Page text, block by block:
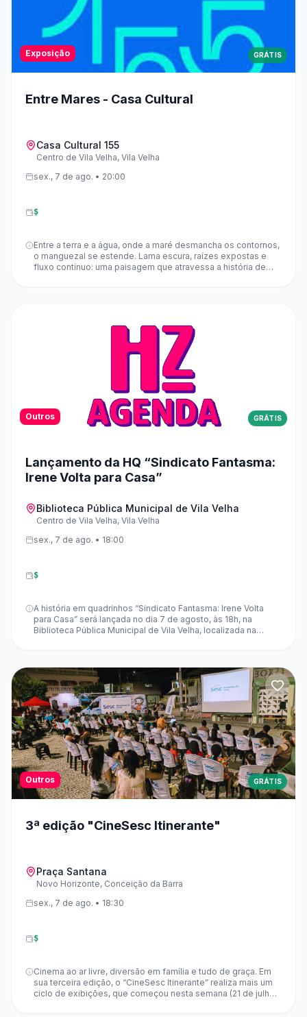
Exposição GRÁTIS
Entre Mares - Casa Cultural
Casa Cultural 155
Centro de Vila Velha, Vila Velha
sex., 7 de ago. • 20:00
$
Entre a terra e a água, onde a maré desmancha os contornos,
o manguezal se estende. Lama escura, raízes expostas e
fluxo contínuo: uma paisagem que atravessa a história de
organizadores e dos espaços que recebem os eventos
Outros GRÁTIS
Lançamento da HQ “Sindicato Fantasma:
Irene Volta para Casa”
Biblioteca Pública Municipal de Vila Velha
Centro de Vila Velha, Vila Velha
sex., 7 de ago. • 18:00
$
A história em quadrinhos “Sindicato Fantasma: Irene Volta
para Casa” será lançada no dia 7 de agosto, às 18h, na
Biblioteca Pública Municipal de Vila Velha, localizada na
Osório.
Outros GRÁTIS
3ª edição "CineSesc Itinerante"
Praça Santana
Novo Horizonte, Conceição da Barra
sex., 7 de ago. • 18:30
$
Cinema ao ar livre, diversão em família e tudo de graça. Em
sua terceira edição, o “CineSesc Itinerante” realiza mais um
ciclo de exibições, que começou nesta semana (21 de julho)